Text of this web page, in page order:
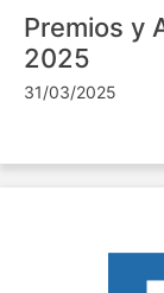
Premios y
2025
31/03/2025